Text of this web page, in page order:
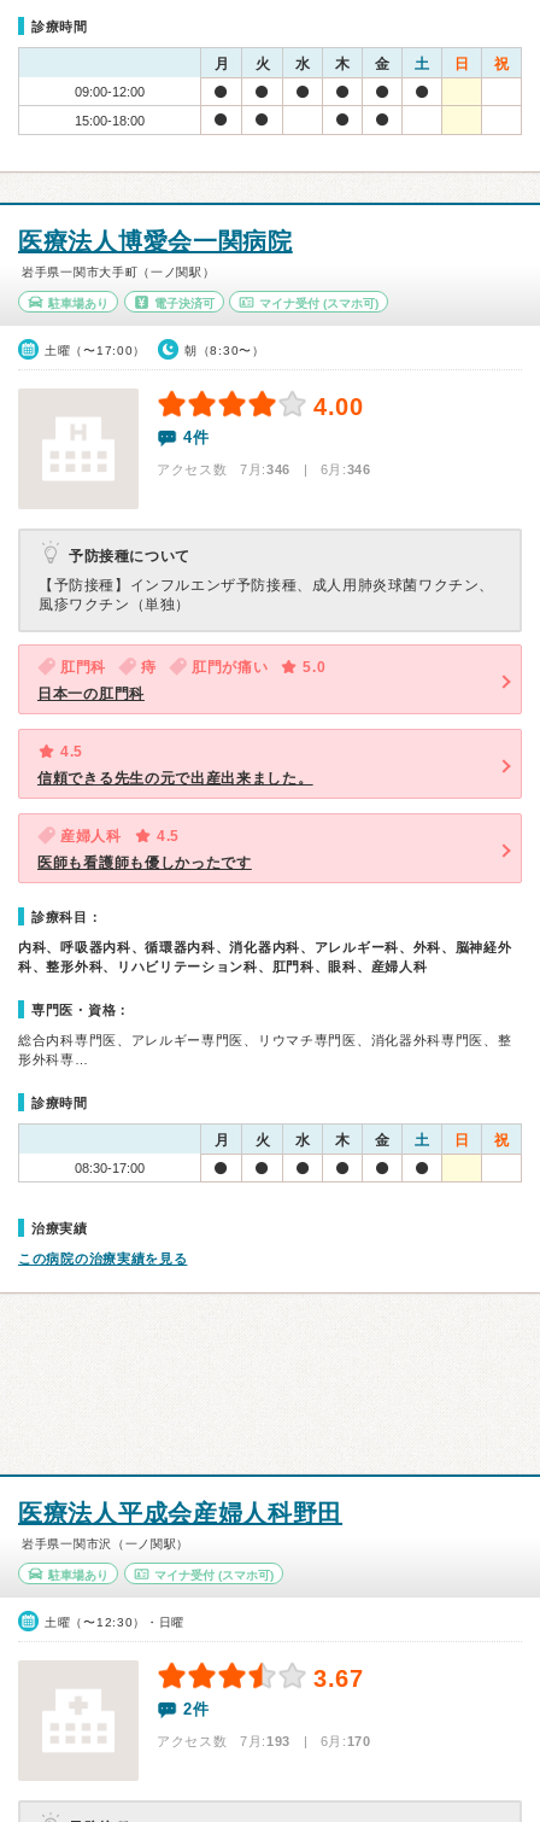
診療時間
月 火 水 木 金 土 日 祝
09:00-12:00
15:00-18:00
医療法人博愛会一関病院
岩手県一関市大手町（一ノ関駅）
駐車場あり 電子決済可 マイナ受付 (スマホ可)
土曜（〜17:00） 朝（8:30〜）
4.00
4件
アクセス数 7月:346 | 6月:346
予防接種について
【予防接種】 インフルエンザ予防接種、成人用肺炎球菌ワクチン、
風疹ワクチン（単独）
肛門科 痔 肛門が痛い
5.0
日本一の肛門科
4.5
信頼できる先生の元で出産出来ました。
産婦人科
4.5
医師も看護師も優しかったです
診療科目：
内科、呼吸器内科、循環器内科、消化器内科、アレルギー科、外科、脳神経外
科、整形外科、リハビリテーション科、肛門科、眼科、産婦人科
専門医・資格：
総合内科専門医、アレルギー専門医、リウマチ専門医、消化器外科専門医、整
形外科専…
診療時間
月 火 水 木 金 土 日 祝
08:30-17:00
治療実績
この病院の治療実績を見る
医療法人平成会産婦人科野田
岩手県一関市沢（一ノ関駅）
駐車場あり マイナ受付(スマホ可)
土曜（〜12:30）・日曜
3.67
2件
アクセス数 7月:193 | 6月:170